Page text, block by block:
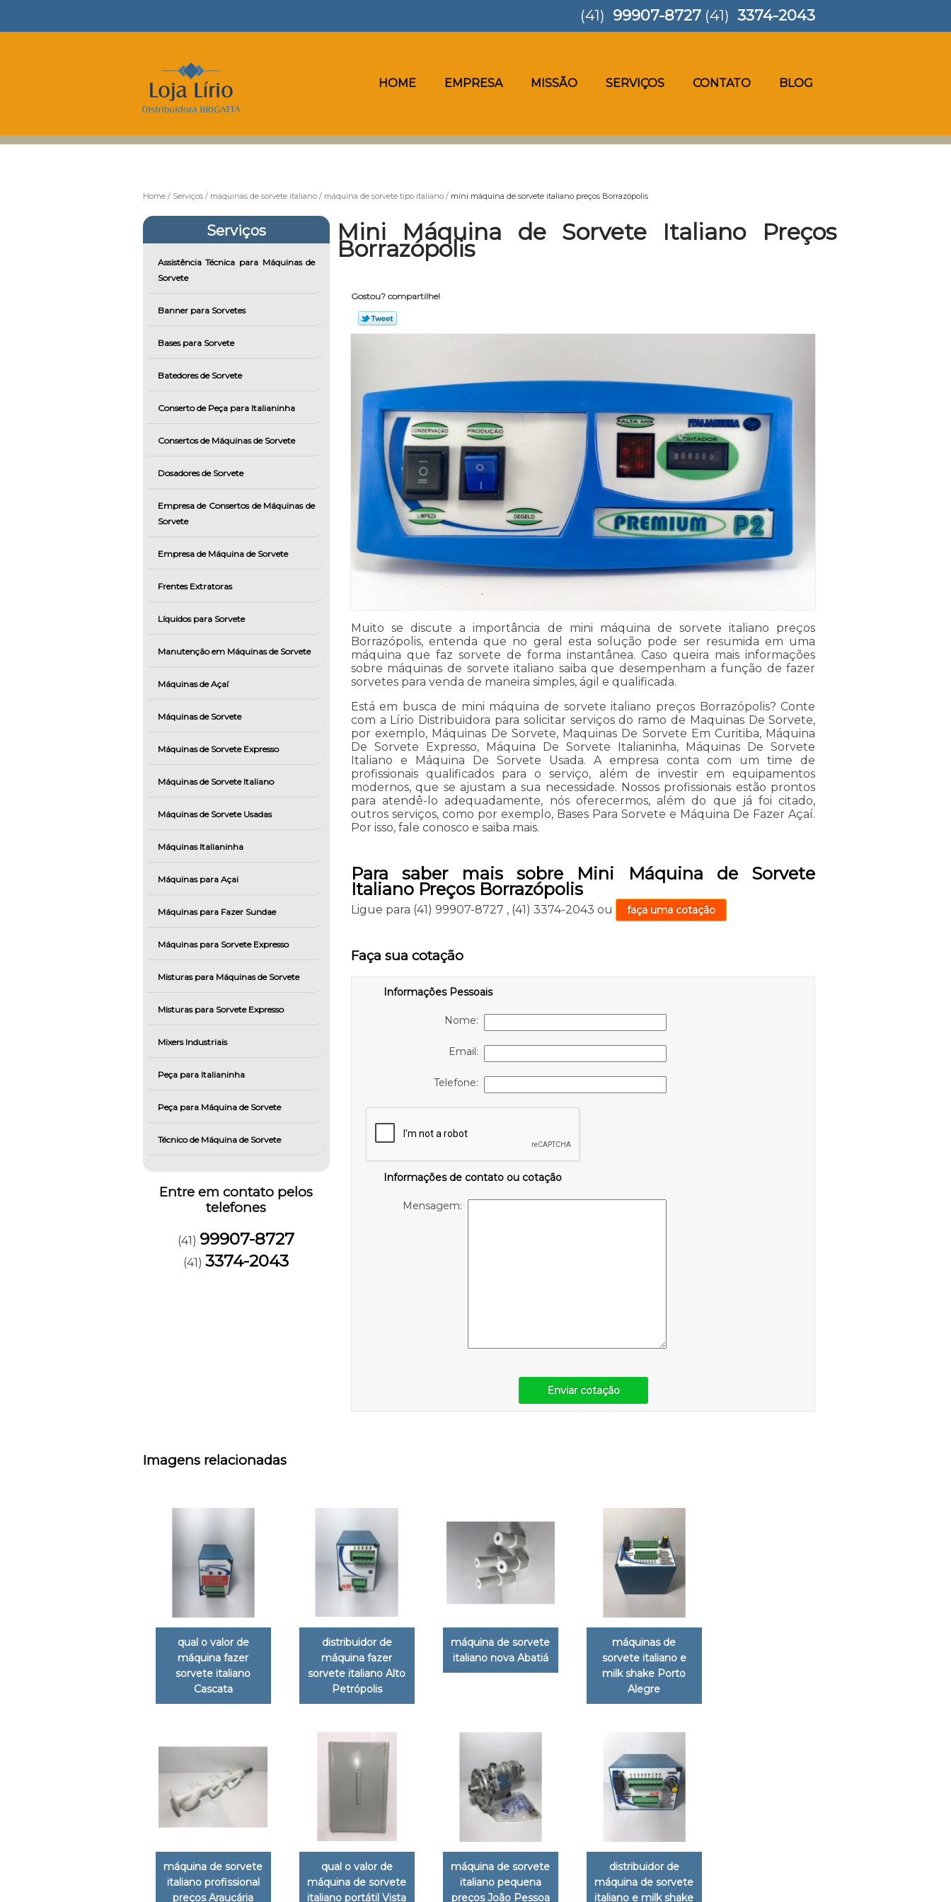
HOME EMPRESA MISSÃO SERVIÇOS CONTATO BLOG
(41) 99907-8727 (41) 3374-2043
Home Serviços máquinas de sorvete italiano máquina de sorvete tipo italiano mini máquina de sorvete italiano preços Borrazópolis
Serviços
Assistência Técnica para Máquinas de
Sorvete
Banner para Sorvetes
Bases para Sorvete
Batedores de Sorvete
Conserto de Peça para Italianinha
Consertos de Máquinas de Sorvete
Dosadores de Sorvete
Empresa de Consertos de Máquinas de
Sorvete
Empresa de Máquina de Sorvete
Frentes Extratoras
Líquidos para Sorvete
Manutenção em Máquinas de Sorvete
Máquinas de Açaí
Máquinas de Sorvete
Máquinas de Sorvete Expresso
Máquinas de Sorvete Italiano
Máquinas de Sorvete Usadas
Máquinas Italianinha
Máquinas para Açai
Máquinas para Fazer Sundae
Máquinas para Sorvete Expresso
Misturas para Máquinas de Sorvete
Misturas para Sorvete Expresso
Mixers Industriais
Peça para Italianinha
Peça para Máquina de Sorvete
Técnico de Máquina de Sorvete
Entre em contato pelos
telefones
(41) 99907-8727
(41)3374-2043
Mini Máquina de Sorvete Italiano Preços
Borrazópolis
Gostou? compartilhe!
Muito se discute a importância de mini máquina de sorvete italiano preços
Borrazópolis, entenda que no geral esta solução pode ser resumida em uma
máquina que faz sorvete de forma instantânea. Caso queira mais informações
sobre máquinas de sorvete italiano saiba que desempenham a função de fazer
sorvetes para venda de maneira simples, ágil e qualificada.
Está em busca de mini máquina de sorvete italiano preços Borrazópolis? Conte
com a Lírio Distribuidora para solicitar serviços do ramo de Maquinas De Sorvete,
por exemplo, Máquinas De Sorvete, Maquinas De Sorvete Em Curitiba, Máquina
De Sorvete Expresso, Máquina De Sorvete Italianinha, Máquinas De Sorvete
Italiano e Máquina De Sorvete Usada. A empresa conta com um time de
profissionais qualificados para o serviço, além de investir em equipamentos
modernos, que se ajustam a sua necessidade. Nossos profissionais estão prontos
para atendê-lo adequadamente, nós oferecermos, além do que já foi citado,
outros serviços, como por exemplo, Bases Para Sorvete e Máquina De Fazer Açaí.
Por isso, fale conosco e saiba mais.
Para saber mais sobre Mini Máquina de Sorvete
Italiano Preços Borrazópolis
Ligue para (41) 99907-8727 , (41) 3374-2043 ou faça uma cotação
Faça sua cotação
Informações Pessoais
Nome:
Email:
Telefone:
Informações de contato ou cotação
Mensagem:
Enviar cotação
Imagens relacionadas
qual o valor de
máquina fazer
sorvete italiano
Cascata
distribuidor de
máquina fazer
sorvete italiano Alto
Petrópolis
máquina de sorvete
italiano nova Abatiá
máquinas de
sorvete italiano e
milk shake Porto
Alegre
máquina de sorvete
italiano profissional
preços Araucária
qual o valor de
máquina de sorvete
italiano portátil Vista
máquina de sorvete
italiano pequena
preços João Pessoa
distribuidor de
máquina de sorvete
italiano e milk shake